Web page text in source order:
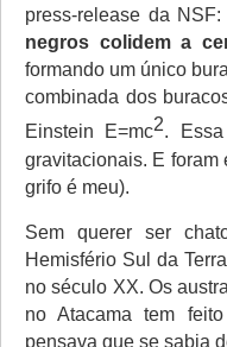
press-release da NSF:
negros colidem a
formando um único
combinada dos
Einstein E=mc2.
gravitacionais. E foram
grifo é meu).
Sem querer ser
Hemisfério Sul da
no século XX. Os
no Atacama tem
pensava que se sabia